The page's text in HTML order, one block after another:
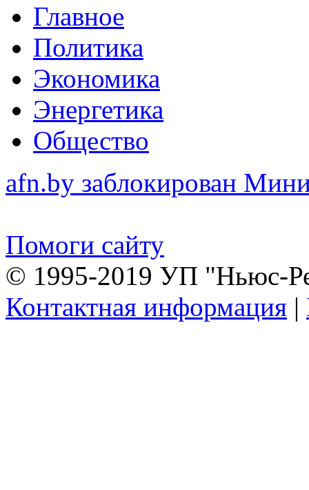
Главное
Политика
Экономика
Энергетика
Общество
afn.by заблокирован
Помоги сайту
© 1995-2019 УП "Ньюс-
Контактная информация |